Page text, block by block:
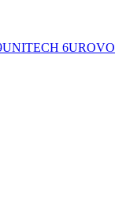
UNITECH 6UROVO